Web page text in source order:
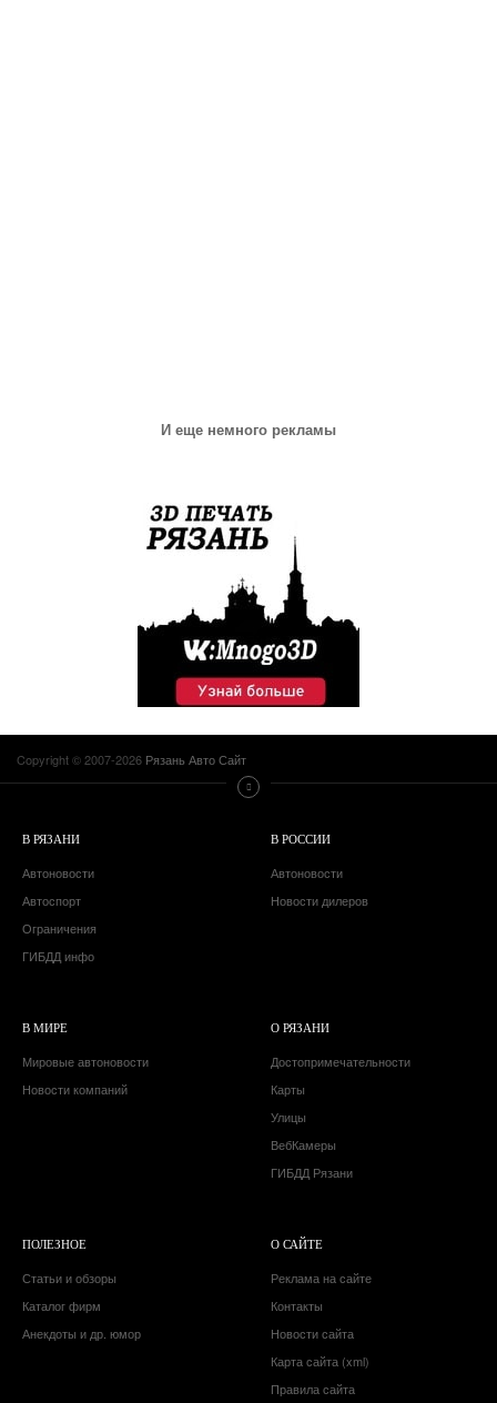
И еще немного рекламы
Copyright © 2007-2026 Рязань Авто Сайт
В РЯЗАНИ
Автоновости
Автоспорт
Ограничения
ГИБДД инфо
В РОССИИ
Автоновости
Новости дилеров
В МИРЕ
Мировые автоновости
Новости компаний
О РЯЗАНИ
Достопримечательности
Карты
Улицы
ВебКамеры
ГИБДД Рязани
ПОЛЕЗНОЕ
Статьи и обзоры
Каталог фирм
Анекдоты и др. юмор
О САЙТЕ
Реклама на сайте
Контакты
Новости сайта
Карта сайта (xml)
Правила сайта